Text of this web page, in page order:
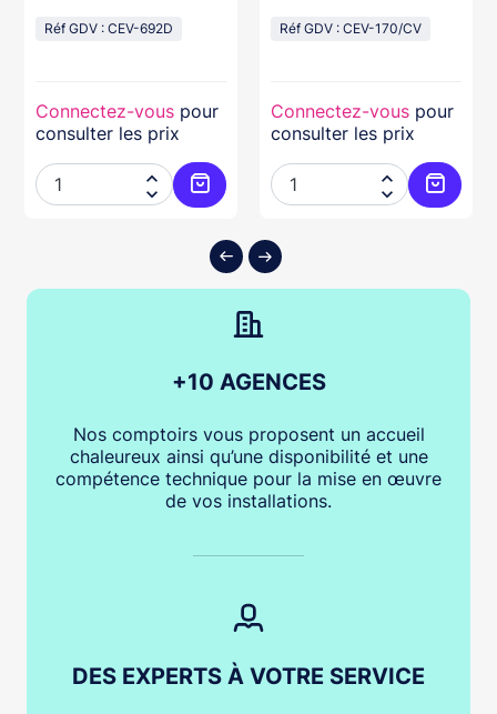
au panier
Réf GDV : CEV-692D
Connectez-vous pour
consulter les prix


Ajouter au panier
Réf GDV : CEV-170/CV
Connectez-vous pour
consulter les prix


+10 AGENCES
Nos comptoirs vous proposent un accueil
chaleureux ainsi qu’une disponibilité et une
compétence technique pour la mise en œuvre
de vos installations.
DES EXPERTS À VOTRE SERVICE